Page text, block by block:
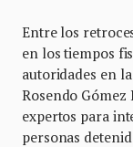
Entre los
en los tiempos
autoridades en
Rosendo
expertos para
personas